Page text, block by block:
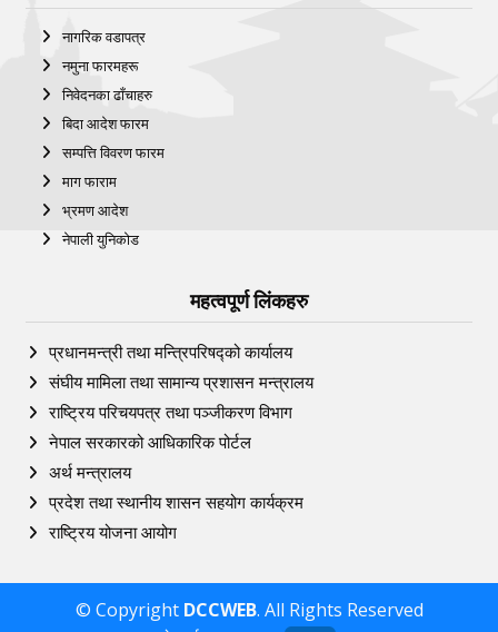
नागरिक वडापत्र
नमुना फारमहरू
निवेदनका ढाँचाहरु
बिदा आदेश फारम
सम्पत्ति विवरण फारम
माग फाराम
भ्रमण आदेश
नेपाली युनिकोड
महत्वपूर्ण लिंकहरु
प्रधानमन्त्री तथा मन्त्रिपरिषद्को कार्यालय
संघीय मामिला तथा सामान्य प्रशासन मन्त्रालय
राष्ट्रिय परिचयपत्र तथा पञ्‍जीकरण विभाग
नेपाल सरकारको आधिकारिक पोर्टल
अर्थ मन्त्रालय
प्रदेश तथा स्थानीय शासन सहयोग कार्यक्रम
राष्ट्रिय योजना आयोग
© Copyright DCCWEB. All Rights Reserved